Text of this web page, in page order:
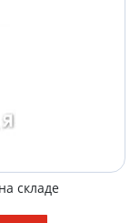
складе